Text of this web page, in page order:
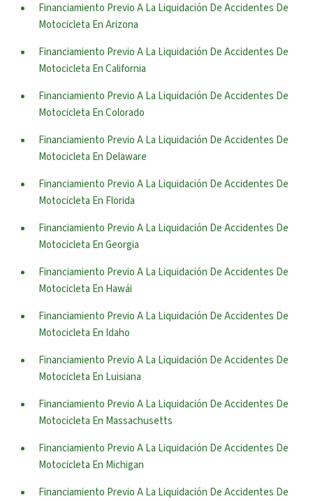
Financiamiento Previo A La Liquidación De Accidentes De
Motocicleta En Arizona
Financiamiento Previo A La Liquidación De Accidentes De
Motocicleta En California
Financiamiento Previo A La Liquidación De Accidentes De
Motocicleta En Colorado
Financiamiento Previo A La Liquidación De Accidentes De
Motocicleta En Delaware
Financiamiento Previo A La Liquidación De Accidentes De
Motocicleta En Florida
Financiamiento Previo A La Liquidación De Accidentes De
Motocicleta En Georgia
Financiamiento Previo A La Liquidación De Accidentes De
Motocicleta En Hawái
Financiamiento Previo A La Liquidación De Accidentes De
Motocicleta En Idaho
Financiamiento Previo A La Liquidación De Accidentes De
Motocicleta En Luisiana
Financiamiento Previo A La Liquidación De Accidentes De
Motocicleta En Massachusetts
Financiamiento Previo A La Liquidación De Accidentes De
Motocicleta En Michigan
Financiamiento Previo A La Liquidación De Accidentes De